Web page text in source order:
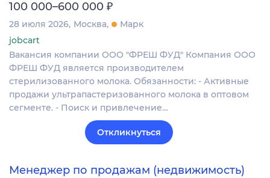
100 000–600 000 ₽
28 июля 2026 Москва
Марк
jobcart
Вакансия компании ООО "ФРЕШ ФУД" Компания ООО
ФРЕШ ФУД является производителем
стерилизованного молока. Обязанности: - Активные
продажи ультрапастеризованного молока в оптовом
сегменте. - Поиск и привлечение…
Откликнуться
Менеджер по продажам (недвижимость)